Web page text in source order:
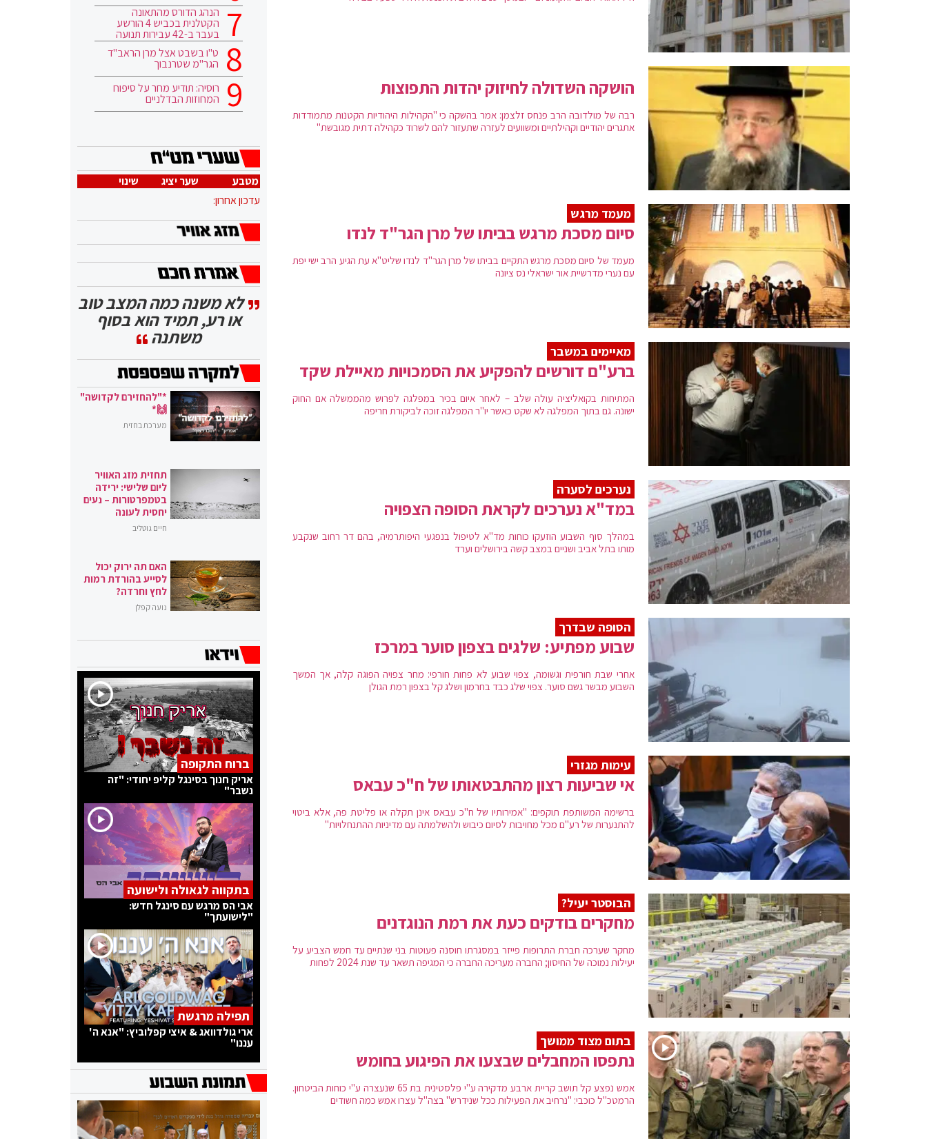
הושקה השדולה לחיזוק יהדות התפוצות
רבה של מולדובה הרב פנחס זלצמן: אמר בהשקה כי "הקהילות היהודיות הקטנות מתמודדות
אתגרים יהודיים וקהילתיים ומשוועים לעזרה שתעזור להם לשרוד כקהילה דתית מגובשת"
מעמד מרגש
סיום מסכת מרגש בביתו של מרן הגר"ד לנדו
מעמד של סיום מסכת מרגש התקיים בביתו של מרן הגר"ד לנדו שליט"א עת הגיע הרב ישי יפת
עם נערי מדרשיית אור ישראלי נס ציונה
מאיימים במשבר
ברע"ם דורשים להפקיע את הסמכויות מאיילת שקד
המתיחות בקואליציה עולה שלב – לאחר איום בכיר במפלגה לפרוש מהממשלה אם החוק
ישונה. גם בתוך המפלגה לא שקט כאשר יו"ר המפלגה זוכה לביקורת חריפה
נערכים לסערה
במד"א נערכים לקראת הסופה הצפויה
במהלך סוף השבוע הוזעקו כוחות מד"א לטיפול בנפגעי היפותרמיה, בהם דר רחוב שנקבע
מותו בתל אביב ושניים במצב קשה בירושלים וערד
הסופה שבדרך
שבוע מפתיע: שלגים בצפון סוער במרכז
אחרי שבת חורפית וגשומה, צפוי שבוע לא פחות חורפי: מחר צפויה הפוגה קלה, אך המשך
השבוע מבשר גשם סוער. צפוי שלג כבד בחרמון ושלג קל בצפון רמת הגולן
עימות מגזרי
אי שביעות רצון מהתבטאותו של ח"כ עבאס
ברשימה המשותפת תוקפים: "אמירותיו של ח"כ עבאס אינן תקלה או פליטת פה, אלא ביטוי
להתנערות של רע"ם מכל מחויבות לסיום כיבוש ולהשלמתה עם מדיניות ההתנחלויות"
הבוסטר יעיל?
מחקרים בודקים כעת את רמת הנוגדנים
מחקר שערכה חברת התרופות פייזר במסגרתו חוסנה פעוטות בני שנתיים עד חמש הצביע על
יעילות נמוכה של החיסון; החברה מעריכה החברה כי המגיפה תשאר עד שנת 2024 לפחות
בתום מצוד ממושך
נתפסו המחבלים שבצעו את הפיגוע בחומש
אמש נפצע קל תושב קריית ארבע מדקירה ע"י פלסטינית בת 65 שנעצרה ע"י כוחות הביטחון.
הרמטכ"ל כוכבי: "נרחיב את הפעילות ככל שנידרש" בצה"ל עצרו אמש כמה חשודים
הנהג הדורס מהתאונה
הקטלנית בכביש 4 הורשע
בעבר ב-42 עבירות תנועה
ט"ו בשבט אצל מרן הראב"ד
הגר"מ שטרנבוך
רוסיה: תודיע מחר על סיפוח
המחוזות הבדלניים
מטבע שער יציג
שינוי
עדכון אחרון:
לא משנה כמה המצב טוב
או רע, תמיד הוא בסוף
משתנה
*"להחזירם לקדושה"
🙌*
מערכת בחזית
תחזית מזג האוויר
ליום שלישי: ירידה
בטמפרטורות – נעים
יחסית לעונה
חיים גוטליב
האם תה ירוק יכול
לסייע בהורדת רמות
לחץ וחרדה?
נועה קפלן
ברוח התקופה
אריק חנוך בסינגל קליפ יחודי: "זה
נשבר"
בתקווה לגאולה ולישועה
אבי הס מרגש עם סינגל חדש:
"לישועתך"
תפילה מרגשת
ארי גולדוואג & איצי קפלוביץ: "אנא ה'
עננו"